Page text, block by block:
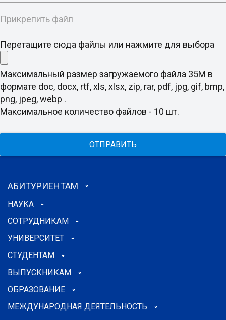
Прикрепить файл
Перетащите сюда файлы или нажмите для выбора
Максимальный размер загружаемого файла 35M в
формате doc, docx, rtf, xls, xlsx, zip, rar, pdf, jpg, gif, bmp,
png, jpeg, webp .
Максимальное количество файлов - 10 шт.
ОТПРАВИТЬ
АБИТУРИЕНТАМ
НАУКА
СОТРУДНИКАМ
УНИВЕРСИТЕТ
СТУДЕНТАМ
ВЫПУСКНИКАМ
ОБРАЗОВАНИЕ
МЕЖДУНАРОДНАЯ ДЕЯТЕЛЬНОСТЬ